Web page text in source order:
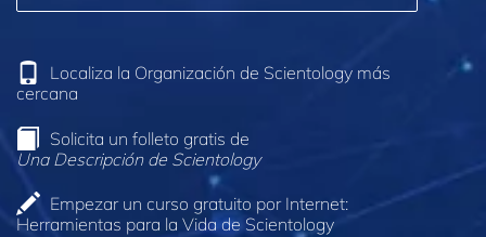
Localiza la Organización de Scientology más
cercana
Solicita un folleto gratis de
Una Descripción de Scientology
Empezar un curso gratuito por Internet:
Herramientas para la Vida de Scientology